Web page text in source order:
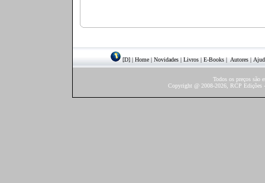
[D] | Home | Novidades | Livros | E-Books | Autores |
Todos os preços são
Copyright @ 2008-2026, RCP Edições